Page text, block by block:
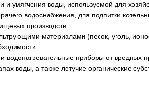
и умягчения воды, используемой для
водоснабжения, для подпитки
производств.
материалами (песок, уголь,
водонагревательные приборы от вредных
воды, а также летучие органические